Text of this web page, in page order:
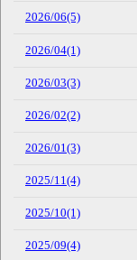
2026/06(5)
2026/04(1)
2026/03(3)
2026/02(2)
2026/01(3)
2025/11(4)
2025/10(1)
2025/09(4)